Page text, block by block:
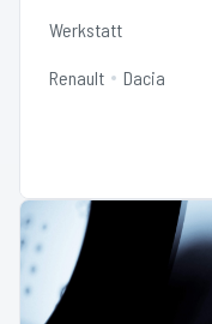
Werkstatt
Renault Dacia